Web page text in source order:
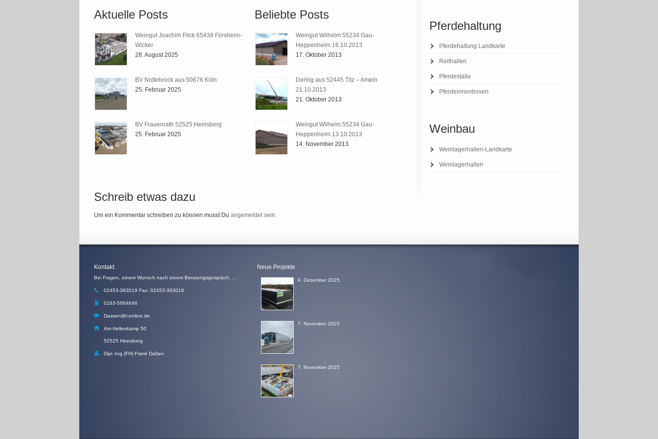
Aktuelle Posts
Weingut Joachim Flick 65439 Försheim-
Wicker
28. August 2025
BV Nottebrock aus 50676 Köln
25. Februar 2025
BV Frauenrath 52525 Heinsberg
25. Februar 2025
Beliebte Posts
Weingut Wilhelm 55234 Gau-
Heppenheim 16.10.2013
17. Oktober 2013
Dering aus 52445 Titz – Ameln
21.10.2013
21. Oktober 2013
Weingut Wilhelm 55234 Gau-
Heppenheim 13.10.2013
14. November 2013
Schreib etwas dazu
Um ein Kommentar schreiben zu können musst Du angemeldet sein.
Pferdehaltung
Pferdehaltung Landkarte
Reithallen
Pferdeställe
Pferdeinnenboxen
Weinbau
Weinlagerhallen-Landkarte
Weinlagerhallen
Kontakt:
02453-383019 Fax: 02453-383018
0163-5664646
Dassen@t-online.de
Am Hellenkamp 50
52525 Heinsberg
Dipl.-Ing.(FH) Frank Daßen
Neue Projekte
9. Dezember 2025
7. November 2025
7. November 2025